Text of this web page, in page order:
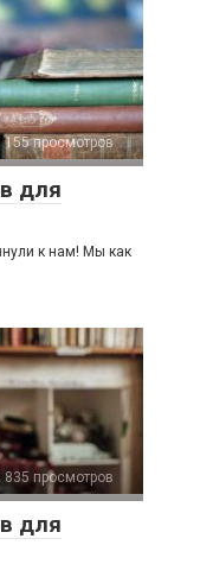
155 просмотров
для
к нам! Мы как
просмотров
для